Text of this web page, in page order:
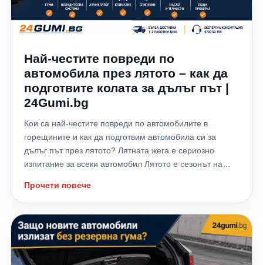
Най-честите повреди по
автомобила през лятото – как да
подготвите колата за дълъг път |
24Gumi.bg
Кои са най-честите повреди по автомобилите в
горещините и как да подготвим автомобила си за
дълъг път през лятото? Лятната жега е сериозно
изпитание за всеки автомобил Лятото е сезонът на
които много шофьори изминават към морето,
планината или чужбина. Високите температури обаче
не натоварват само водача – те поставят на сериозно
изпитание всички системи на автомобила. Всяка
година хиляди автомобили аварират именно през
летните месеци заради прегряване на двигателя,
Прочети повече